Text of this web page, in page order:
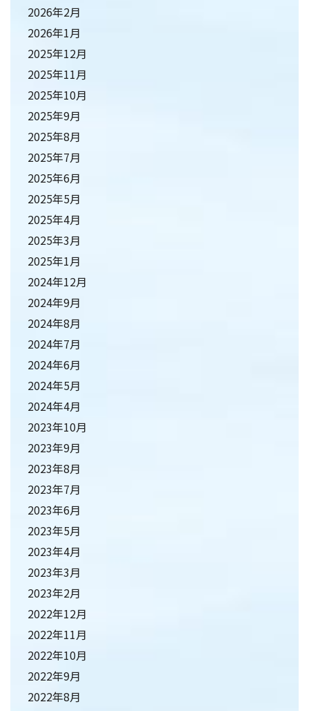
2026年2月
2026年1月
2025年12月
2025年11月
2025年10月
2025年9月
2025年8月
2025年7月
2025年6月
2025年5月
2025年4月
2025年3月
2025年1月
2024年12月
2024年9月
2024年8月
2024年7月
2024年6月
2024年5月
2024年4月
2023年10月
2023年9月
2023年8月
2023年7月
2023年6月
2023年5月
2023年4月
2023年3月
2023年2月
2022年12月
2022年11月
2022年10月
2022年9月
2022年8月